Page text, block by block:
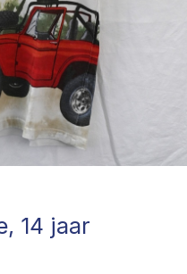
14 jaar